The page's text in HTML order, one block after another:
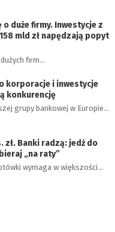
duże firmy. Inwestycje z
mld zł napędzają popyt
firm…
korporacje i inwestycje
konkurencję
grupy bankowej w Europie…
zł. Banki radzą: jedź do
„na raty”
wymaga w większości…